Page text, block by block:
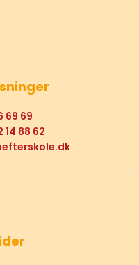
69 69
14 88 62